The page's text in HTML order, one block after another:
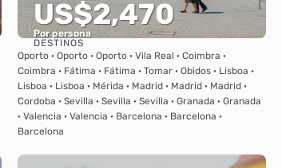
US$2,470
Por persona
Ver
DESTINOS
Oporto · Oporto · Oporto · Vila Real · Coimbra ·
Coimbra · Fátima · Fátima · Tomar · Obidos · Lisboa ·
Lisboa · Lisboa · Mérida · Madrid · Madrid · Madrid ·
Cordoba · Sevilla · Sevilla · Sevilla · Granada · Granada
· Valencia · Valencia · Barcelona · Barcelona ·
Barcelona